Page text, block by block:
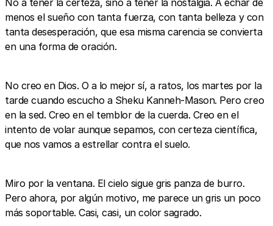
menos el sueño con tanta fuerza, con tanta belleza y con
tanta desesperación, que esa misma carencia se convierta
en una forma de oración.
No creo en Dios. O a lo mejor sí, a ratos, los martes por la
tarde cuando escucho a Sheku Kanneh-Mason. Pero creo
en la sed. Creo en el temblor de la cuerda. Creo en el
intento de volar aunque sepamos, con certeza científica,
que nos vamos a estrellar contra el suelo.
Miro por la ventana. El cielo sigue gris panza de burro.
Pero ahora, por algún motivo, me parece un gris un poco
más soportable. Casi, casi, un color sagrado.